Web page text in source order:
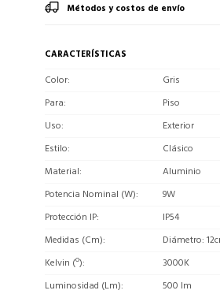
Métodos y costos de envío
CARACTERÍSTICAS
Color
Gris
Para
Piso
Uso
Exterior
Estilo
Clásico
Material
Aluminio
Potencia Nominal (W)
9W
Protección IP
IP54
Medidas (Cm)
Diámetro:
Kelvin (º)
3000K
Luminosidad (Lm)
500 lm